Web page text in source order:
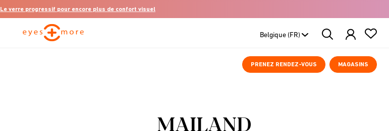
Le verre progressif pour encore plus de confort visuel
Search
Products
PRENEZ RENDEZ-VOUS MAGASINS
MAILAND